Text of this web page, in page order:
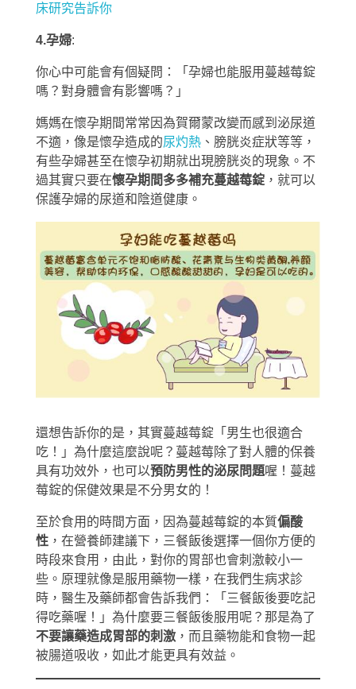
床研究告訴你
4.孕婦:
你心中可能會有個疑問：「孕婦也能服用蔓越莓錠
嗎？對身體會有影響嗎？」
媽媽在懷孕期間常常因為賀爾蒙改變而感到泌尿道
不適，像是懷孕造成的尿灼熱 、膀胱炎症狀等等，
有些孕婦甚至在懷孕初期就出現膀胱炎的現象。不
過其實只要在懷孕期間多多補充蔓越莓錠 ，就可以
保護孕婦的尿道和陰道健康。
還想告訴你的是，其實蔓越莓錠「男生也很適合
吃！」為什麼這麼說呢？蔓越莓除了對人體的保養
具有功效外，也可以預防男性的泌尿問題喔！蔓越
莓錠的保健效果是不分男女的！
至於食用的時間方面，因為蔓越莓錠的本質偏酸
性 ，在營養師建議下，三餐飯後選擇一個你方便的
時段來食用，由此，對你的胃部也會刺激較小一
些。原理就像是服用藥物一樣，在我們生病求診
時，醫生及藥師都會告訴我們：「三餐飯後要吃記
得吃藥喔！」為什麼要三餐飯後服用呢？那是為了
不要讓藥造成胃部的刺激 ，而且藥物能和食物一起
被腸道吸收，如此才能更具有效益。